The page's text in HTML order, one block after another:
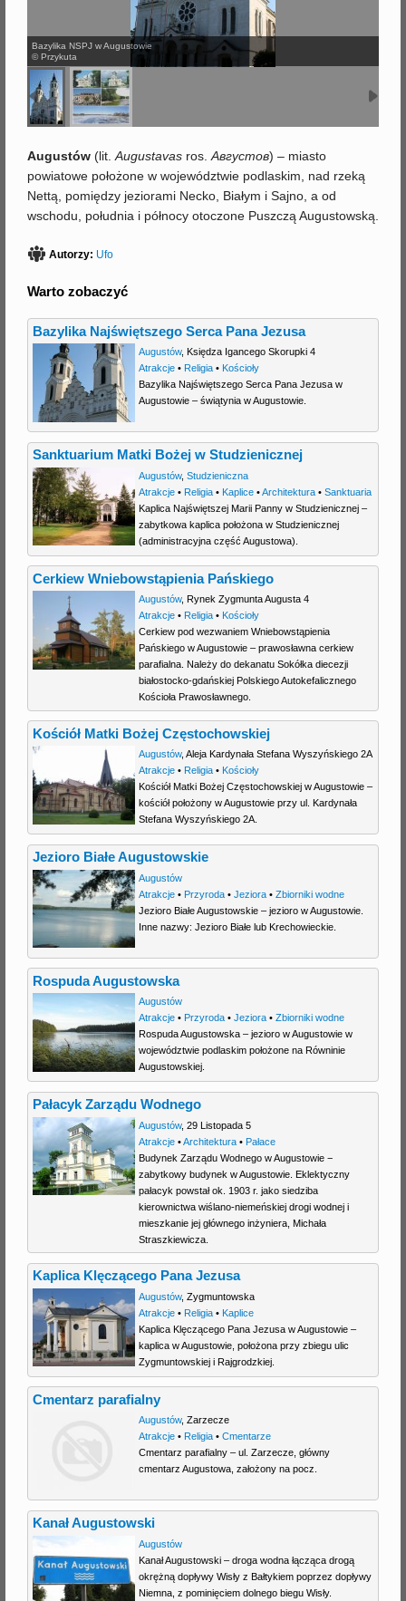
Bazylika NSPJ w Augustowie
© Przykuta
Augustów (lit. Augustavas ros. Августов) – miasto
powiatowe położone w województwie podlaskim, nad rzeką
Nettą, pomiędzy jeziorami Necko, Białym i Sajno, a od
wschodu, południa i północy otoczone Puszczą Augustowską.
Autorzy: Ufo
Warto zobaczyć
Bazylika Najświętszego Serca Pana Jezusa
Augustów, Księdza Igancego Skorupki 4
Atrakcje• Religia• Kościoły
Bazylika Najświętszego Serca Pana Jezusa w
Augustowie – świątynia w Augustowie.
Sanktuarium Matki Bożej w Studzienicznej
Augustów, Studzieniczna
Atrakcje• Religia• Kaplice•Architektura• Sanktuaria
Kaplica Najświętszej Marii Panny w Studzienicznej –
zabytkowa kaplica położona w Studzienicznej
(administracyjna część Augustowa).
Cerkiew Wniebowstąpienia Pańskiego
Augustów, Rynek Zygmunta Augusta 4
Atrakcje• Religia• Kościoły
Cerkiew pod wezwaniem Wniebowstąpienia
Pańskiego w Augustowie – prawosławna cerkiew
parafialna. Należy do dekanatu Sokółka diecezji
białostocko-gdańskiej Polskiego Autokefalicznego
Kościoła Prawosławnego.
Kościół Matki Bożej Częstochowskiej
Augustów, Aleja Kardynała Stefana Wyszyńskiego 2A
Atrakcje• Religia• Kościoły
Kościół Matki Bożej Częstochowskiej w Augustowie –
kościół położony w Augustowie przy ul. Kardynała
Stefana Wyszyńskiego 2A.
Jezioro Białe Augustowskie
Augustów
Atrakcje• Przyroda• Jeziora• Zbiorniki wodne
Jezioro Białe Augustowskie – jezioro w Augustowie.
Inne nazwy: Jezioro Białe lub Krechowieckie.
Rospuda Augustowska
Augustów
Atrakcje• Przyroda• Jeziora• Zbiorniki wodne
Rospuda Augustowska – jezioro w Augustowie w
województwie podlaskim położone na Równinie
Augustowskiej.
Pałacyk Zarządu Wodnego
Augustów, 29 Listopada 5
Atrakcje•Architektura• Pałace
Budynek Zarządu Wodnego w Augustowie −
zabytkowy budynek w Augustowie. Eklektyczny
pałacyk powstał ok. 1903 r. jako siedziba
kierownictwa wiślano-niemeńskiej drogi wodnej i
mieszkanie jej głównego inżyniera, Michała
Straszkiewicza.
Kaplica Klęczącego Pana Jezusa
Augustów, Zygmuntowska
Atrakcje• Religia• Kaplice
Kaplica Klęczącego Pana Jezusa w Augustowie –
kaplica w Augustowie, położona przy zbiegu ulic
Zygmuntowskiej i Rajgrodzkiej.
Cmentarz parafialny
Augustów, Zarzecze
Atrakcje• Religia• Cmentarze
Cmentarz parafialny – ul. Zarzecze, główny
cmentarz Augustowa, założony na pocz.
Kanał Augustowski
Augustów
Kanał Augustowski – droga wodna łącząca drogą
okrężną dopływy Wisły z Bałtykiem poprzez dopływy
Niemna, z pominięciem dolnego biegu Wisły.